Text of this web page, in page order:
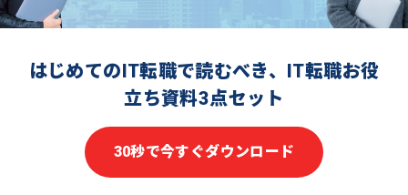
はじめてのIT転職で読むべき、IT転職お役
立ち資料3点セット
30秒で今すぐダウンロード